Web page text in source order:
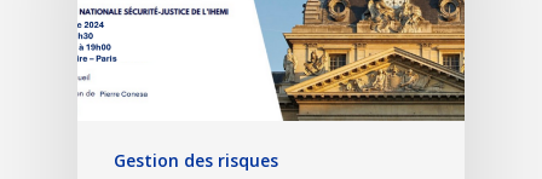
Gestion des risques